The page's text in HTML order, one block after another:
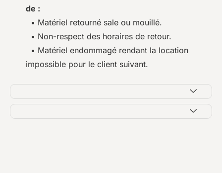
de :
• Matériel retourné sale ou mouillé.
• Non-respect des horaires de retour.
• Matériel endommagé rendant la location
impossible pour le client suivant.